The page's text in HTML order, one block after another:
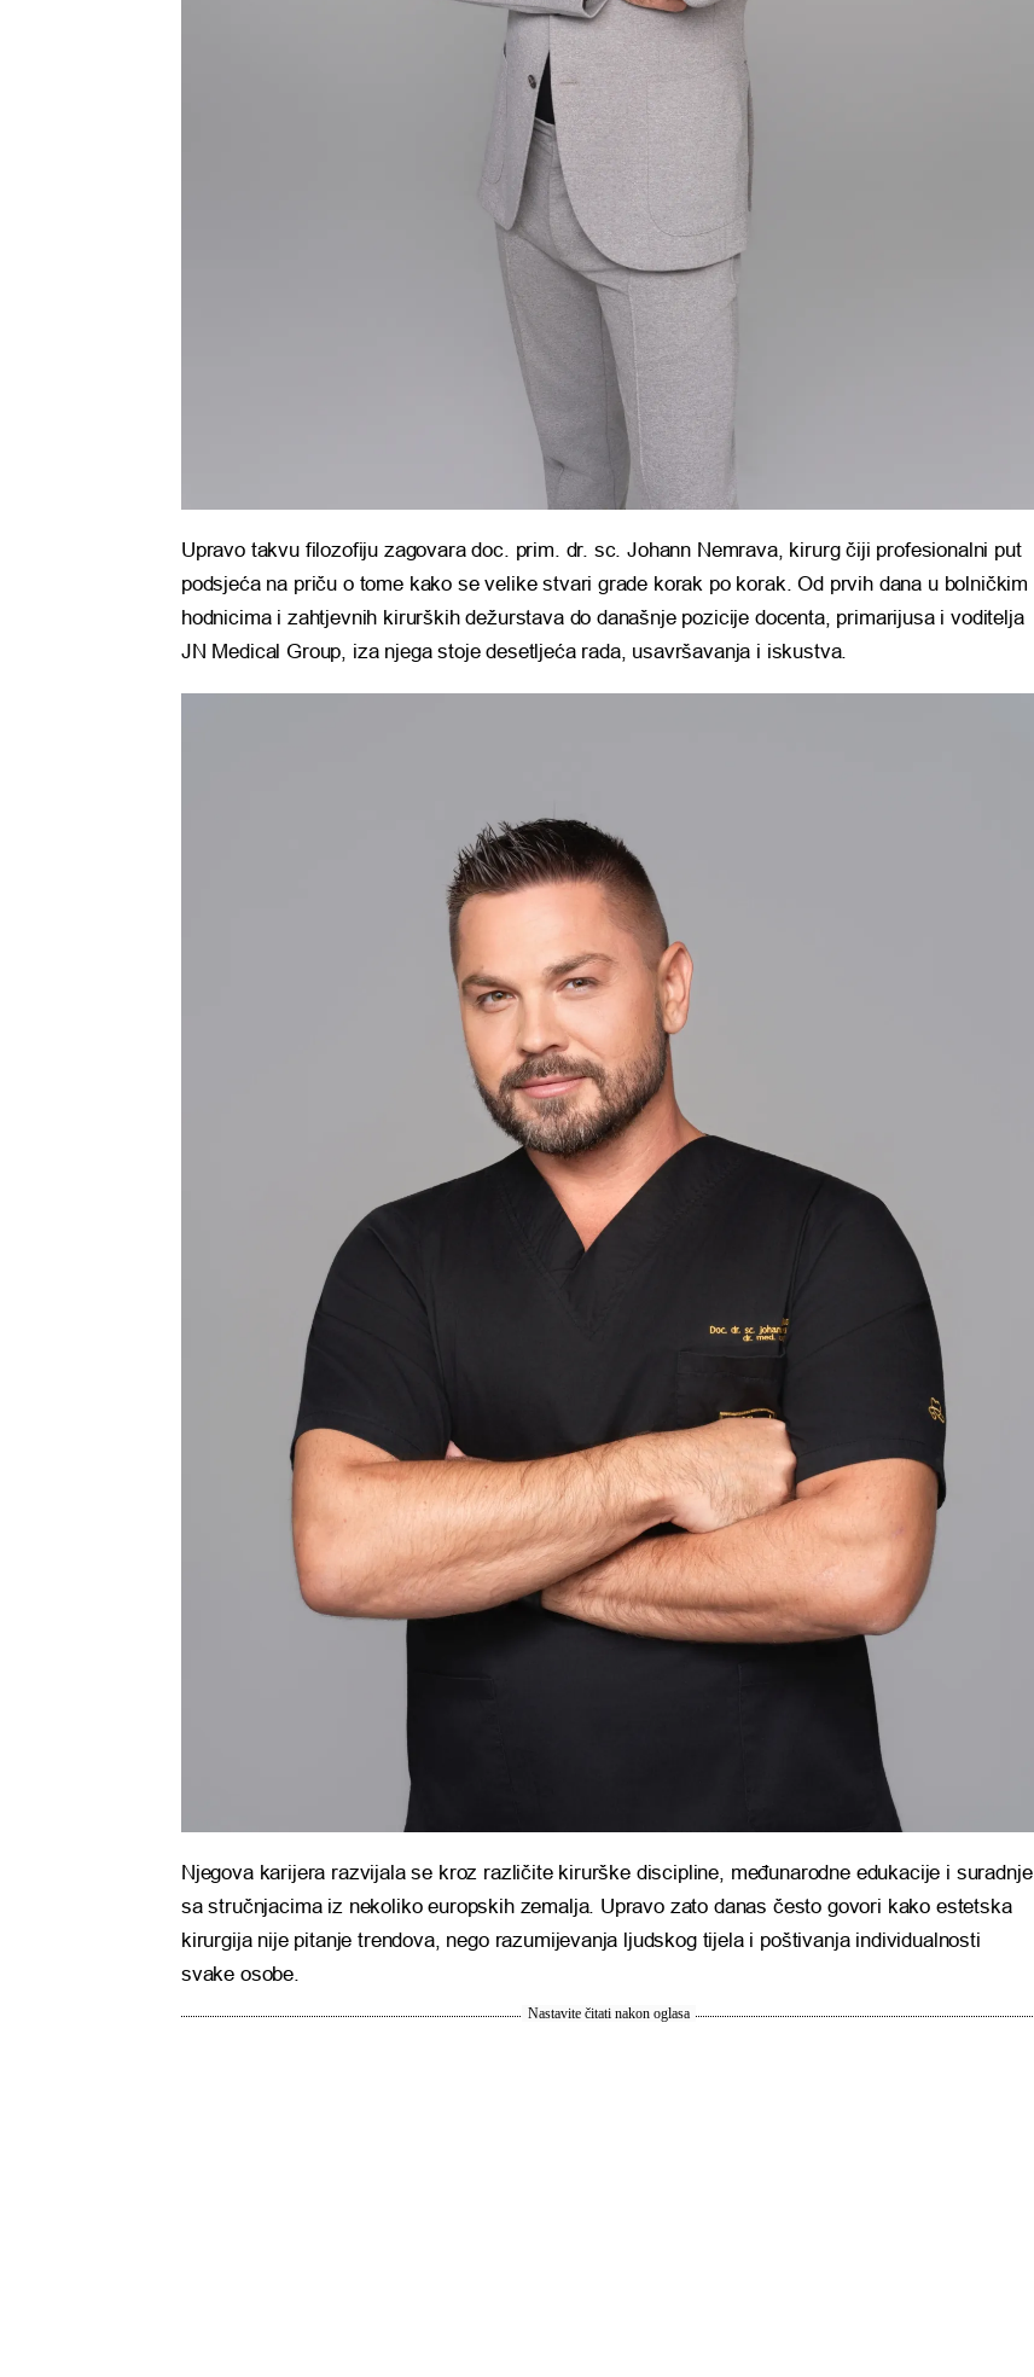
Upravo takvu filozofiju zagovara doc. prim. dr. sc. Johann Nemrava, kirurg čiji profesionalni put
podsjeća na priču o tome kako se velike stvari grade korak po korak. Od prvih dana u bolničkim
hodnicima i zahtjevnih kirurških dežurstava do današnje pozicije docenta, primarijusa i voditelja
JN Medical Group, iza njega stoje desetljeća rada, usavršavanja i iskustva.
Njegova karijera razvijala se kroz različite kirurške discipline, međunarodne edukacije i suradnje
sa stručnjacima iz nekoliko europskih zemalja. Upravo zato danas često govori kako estetska
kirurgija nije pitanje trendova, nego razumijevanja ljudskog tijela i poštivanja individualnosti
svake osobe.
Nastavite čitati nakon oglasa